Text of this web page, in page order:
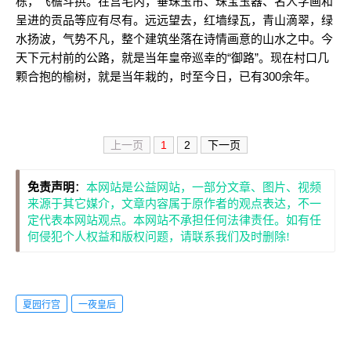
呈进的贡品等应有尽有。远远望去，红墙绿瓦，青山滴翠，绿
水扬波，气势不凡，整个建筑坐落在诗情画意的山水之中。今
天下元村前的公路，就是当年皇帝巡幸的“御路”。现在村口几
颗合抱的榆树，就是当年栽的，时至今日，已有300余年。
上一页 1 2 下一页
免责声明 ： 本网站是公益网站，一部分文章、图片、视频
来源于其它媒介，文章内容属于原作者的观点表达，不一
定代表本网站观点。本网站不承担任何法律责任。如有任
何侵犯个人权益和版权问题，请联系我们及时删除!
夏园行宫 一夜皇后